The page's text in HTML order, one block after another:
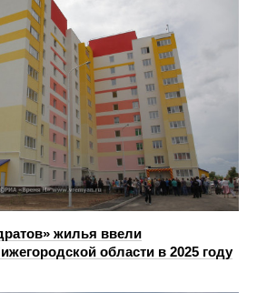
жилья ввели
области в 2025 году